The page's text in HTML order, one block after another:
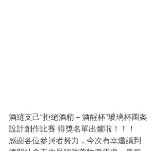
酒縫支己“拒絕酒精－酒醒杯”玻璃杯圖案
設計創作比賽 得獎名單出爐啦！！！
感謝各位參與者努力，今次有幸邀請到